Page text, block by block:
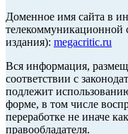
Доменное имя сайта в
телекоммуникационной
издания): megacritic.ru
Вся информация,
соответствии с
подлежит
форме, в том числе
переработке не иначе
правообладателя.